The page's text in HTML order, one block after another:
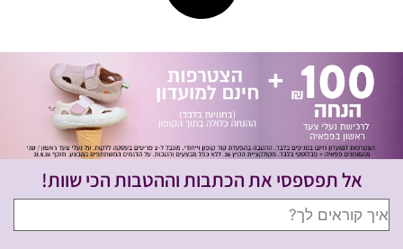
אל תפספסי את הכתבות וההטבות הכי שוות!